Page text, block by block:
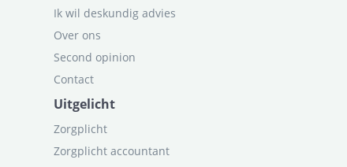
Ik wil deskundig advies
Over ons
Second opinion
Contact
Uitgelicht
Zorgplicht
Zorgplicht accountant